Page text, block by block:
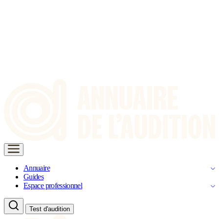
Annuaire
Guides
Espace professionnel
Test d'audition